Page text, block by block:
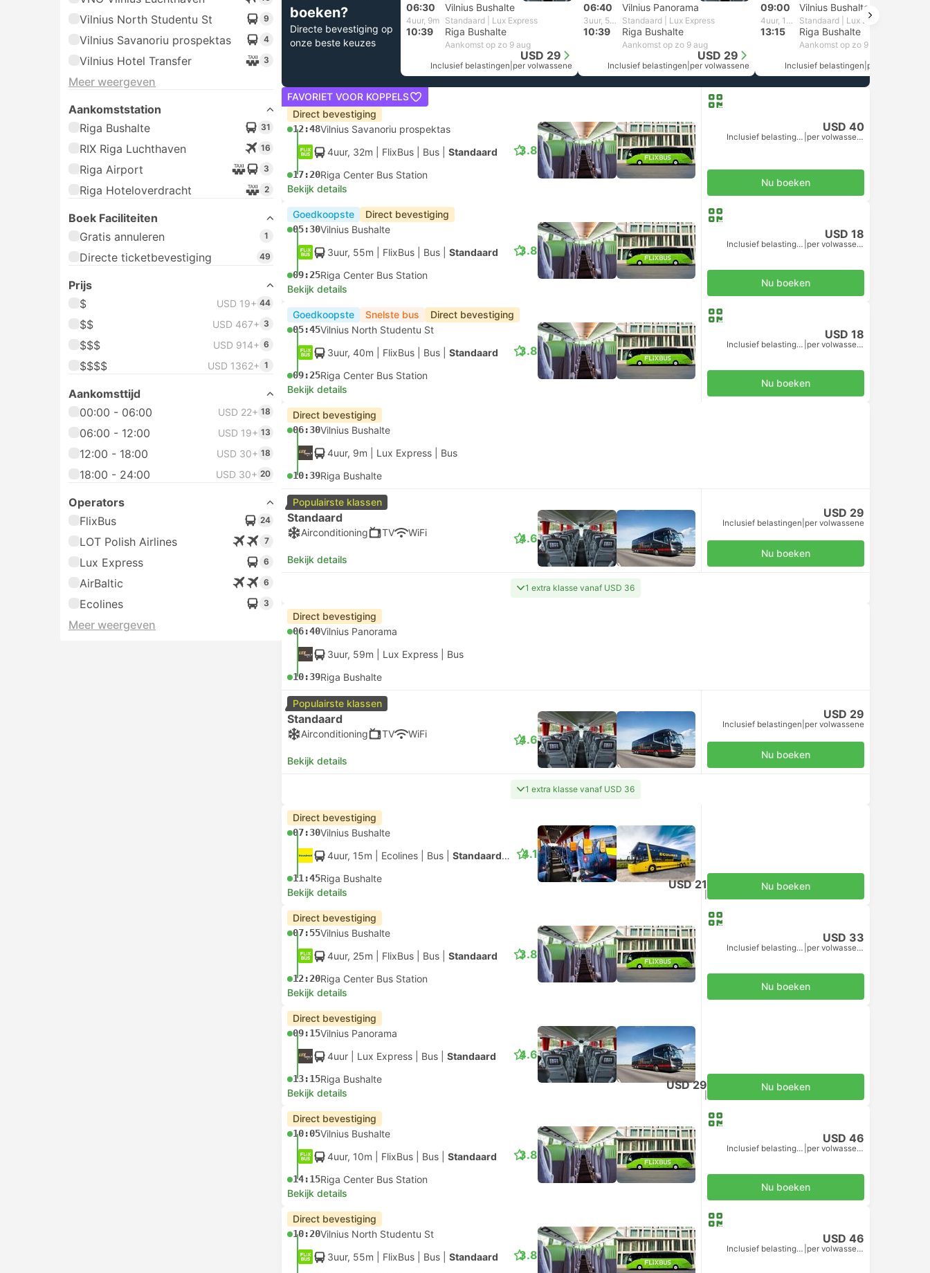
Vilnius North Studentu St 9
Vilnius Savanoriu prospektas 4
Vilnius Hotel Transfer 3
Meer weergeven
Aankomststation
Riga Bushalte
31
RIX Riga Luchthaven 16
Riga Airport 3
Riga Hoteloverdracht 2
Boek Faciliteiten
Gratis annuleren
1
Directe ticketbevestiging 49
Prijs
$
USD 19+ 44
$$ USD 467+ 3
$$$ USD 914+ 6
$$$$ USD 1362+ 1
Aankomsttijd
00:00 - 06:00
USD 22+ 18
06:00 - 12:00 USD 19+ 13
12:00 - 18:00 USD 30+ 18
18:00 - 24:00 USD 30+ 20
Operators
FlixBus
24
LOT Polish Airlines 7
Lux Express 6
AirBaltic 6
Ecolines 3
Meer weergeven
boeken?
Directe bevestiging op
onze beste keuzes
06:30 Vilnius Bushalte
4uur, 9m Standaard | Lux Express
10:39 Riga Bushalte
Aankomst op zo 9 aug
USD 29
Inclusief belastingen per volwassene
06:40 Vilnius Panorama
3uur, 59m Standaard | Lux Express
10:39 Riga Bushalte
Aankomst op zo 9 aug
USD 29
Inclusief belastingen per volwassene
09:00 Vilnius Bushalte
4uur, 15m Standaard | Lux Express
13:15 Riga Bushalte
Aankomst op zo 9 aug
Inclusief belastingen per volwassene
FAVORIET VOOR KOPPELS
Direct bevestiging
12:48Vilnius Savanoriu prospektas
4uur, 32m | FlixBus Bus Standaard
17:20Riga Center Bus Station
3.8
Bekijk details
USD 40
Inclusief belastingen per volwassene
Nu boeken
Goedkoopste Direct bevestiging
05:30Vilnius Bushalte
3uur, 55m | FlixBus Bus Standaard
09:25Riga Center Bus Station
3.8
Bekijk details
USD 18
Inclusief belastingen per volwassene
Nu boeken
Goedkoopste Snelste bus Direct bevestiging
05:45Vilnius North Studentu St
3uur, 40m | FlixBus Bus Standaard
09:25Riga Center Bus Station
3.8
Bekijk details
USD 18
Inclusief belastingen per volwassene
Nu boeken
Direct bevestiging
06:30Vilnius Bushalte
4uur, 9m | Lux Express Bus
10:39Riga Bushalte
Populairste klassen
Standaard
Airconditioning TV WiFi
Bekijk details
4.6
USD 29
Inclusief belastingen per volwassene
Nu boeken
1 extra klasse vanaf USD 36
Direct bevestiging
06:40Vilnius Panorama
3uur, 59m | Lux Express Bus
10:39Riga Bushalte
Populairste klassen
Standaard
Airconditioning TV WiFi
Bekijk details
4.6
USD 29
Inclusief belastingen per volwassene
Nu boeken
1 extra klasse vanaf USD 36
Direct bevestiging
07:30Vilnius Bushalte
4uur, 15m | Ecolines Bus Standaard AC
11:45Riga Bushalte
4.1
Bekijk details
USD 21 Nu boeken
Direct bevestiging
07:55Vilnius Bushalte
4uur, 25m | FlixBus Bus Standaard
12:20Riga Center Bus Station
3.8
Bekijk details
USD 33
Inclusief belastingen per volwassene
Nu boeken
Direct bevestiging
09:15Vilnius Panorama
4uur | Lux Express Bus Standaard
13:15Riga Bushalte
4.6
Bekijk details
USD 29 Nu boeken
Direct bevestiging
10:05Vilnius Bushalte
4uur, 10m | FlixBus Bus Standaard
14:15Riga Center Bus Station
3.8
Bekijk details
USD 46
Inclusief belastingen per volwassene
Nu boeken
Direct bevestiging
10:20Vilnius North Studentu St
3uur, 55m | FlixBus Bus Standaard 3.8
USD 46
Inclusief belastingen per volwassene